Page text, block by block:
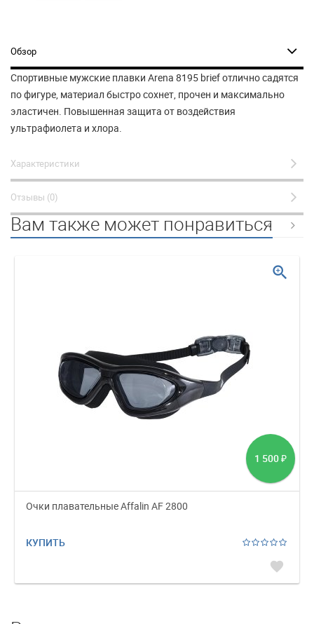
Обзор
Спортивные мужские плавки Arena 8195 brief отлично садятся
по фигуре, материал быстро сохнет, прочен и максимально
эластичен. Повышенная защита от воздействия
ультрафиолета и хлора.
Характеристики
Отзывы (0)
Вам также может понравиться
1 500 ₽
Очки плавательные Affalin AF 2800
КУПИТЬ
favorite
zoom_in